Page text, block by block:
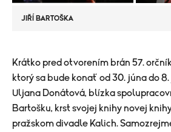
JIŘÍ BARTOŠKA
​Krátko pred otvorením brán 57.
ktorý sa bude konať od 30. júna do
Uljana Donátová, blízka
Bartošku, krst svojej knihy novej
pražskom divadle Kalich.